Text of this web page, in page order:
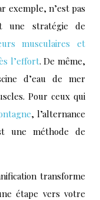
exemple, n’est pas
une stratégie de
musculaires et
l’effort. De même,
d’eau de mer
Pour ceux qui
, l’alternance
une méthode de
transforme
étape vers votre